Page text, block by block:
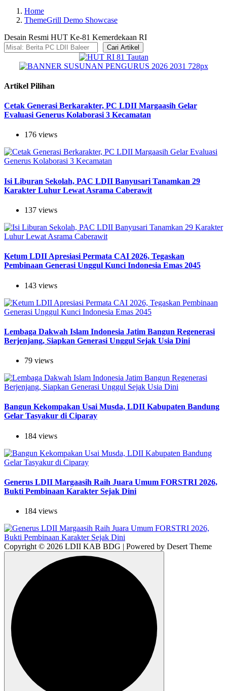
Home
ThemeGrill Demo Showcase
Desain Resmi HUT Ke-81 Kemerdekaan RI
Cari Artikel
Artikel Pilihan
Cetak Generasi Berkarakter, PC LDII Margaasih Gelar
Evaluasi Generus Kolaborasi 3 Kecamatan
176 views
Isi Liburan Sekolah, PAC LDII Banyusari Tanamkan 29
Karakter Luhur Lewat Asrama Caberawit
137 views
Ketum LDII Apresiasi Permata CAI 2026, Tegaskan
Pembinaan Generasi Unggul Kunci Indonesia Emas 2045
143 views
Lembaga Dakwah Islam Indonesia Jatim Bangun Regenerasi
Berjenjang, Siapkan Generasi Unggul Sejak Usia Dini
79 views
Bangun Kekompakan Usai Musda, LDII Kabupaten Bandung
Gelar Tasyakur di Ciparay
184 views
Generus LDII Margaasih Raih Juara Umum FORSTRI 2026,
Bukti Pembinaan Karakter Sejak Dini
184 views
Copyright © 2026 LDII KAB BDG | Powered by Desert Theme